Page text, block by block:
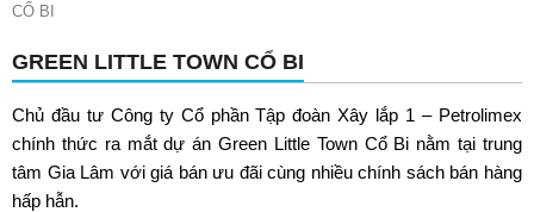
CỔ BI
GREEN LITTLE TOWN CỔ BI
Chủ đầu tư Công ty Cổ phần Tập đoàn Xây lắp 1 – Petrolimex
chính thức ra mắt dự ánGreen Little Town Cổ Bi nằm tại trung
tâm Gia Lâm với giá bán ưu đãi cùng nhiều chính sách bán hàng
hấp hẫn.